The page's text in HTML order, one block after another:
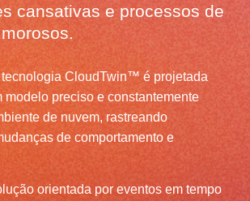
cansativas e processos de
CloudTwin™ é projetada
modelo preciso e constantemente
de nuvem, rastreando
de comportamento e
orientada por eventos em tempo